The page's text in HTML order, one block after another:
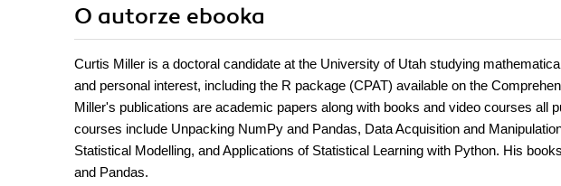
O autorze ebooka
Curtis Miller is a doctoral candidate at the University of Utah studying
and personal interest, including the R package (CPAT) available on the
Miller's publications are academic papers along with books and video courses all
courses include Unpacking NumPy and Pandas, Data Acquisition and
Statistical Modelling, and Applications of Statistical Learning with Python. His
and Pandas.